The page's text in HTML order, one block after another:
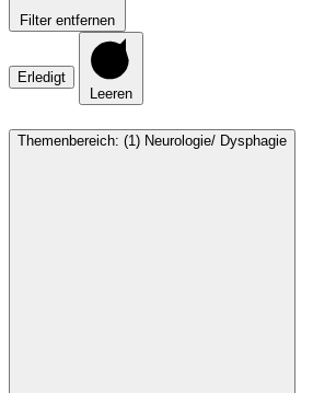
Filter entfernen
Erledigt
Leeren
Themenbereich: (1) Neurologie/ Dysphagie